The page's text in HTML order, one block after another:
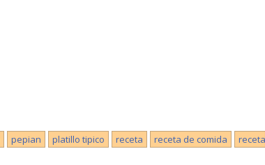
pepian platillo tipico receta receta de comida
receta